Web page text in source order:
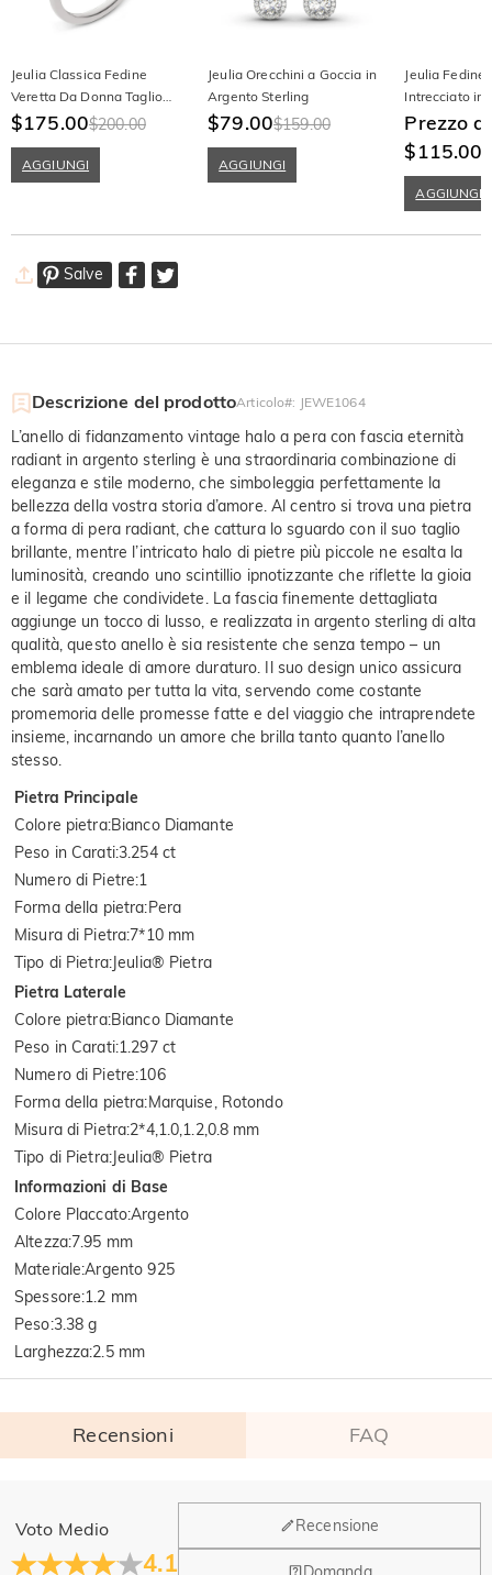
Jeulia Classica Fedine
Veretta Da Donna Taglio
Rotondo In Argento Sterling
$175.00$200.00
AGGIUNGI
Jeulia Orecchini a Goccia in
Argento Sterling
$79.00$159.00
AGGIUNGI
Jeulia
Intrecciato in
Sterling
Prezzo
$115.00
AGGIUNGI
Salve
Descrizione del prodottoArticolo#: JEWE1064
L’anello di fidanzamento vintage halo a pera con fascia eternità
radiant in argento sterling è una straordinaria combinazione di
eleganza e stile moderno, che simboleggia perfettamente la
bellezza della vostra storia d’amore. Al centro si trova una pietra
a forma di pera radiant, che cattura lo sguardo con il suo taglio
brillante, mentre l’intricato halo di pietre più piccole ne esalta la
luminosità, creando uno scintillio ipnotizzante che riflette la gioia
e il legame che condividete. La fascia finemente dettagliata
aggiunge un tocco di lusso, e realizzata in argento sterling di alta
qualità, questo anello è sia resistente che senza tempo – un
emblema ideale di amore duraturo. Il suo design unico assicura
che sarà amato per tutta la vita, servendo come costante
promemoria delle promesse fatte e del viaggio che intraprendete
insieme, incarnando un amore che brilla tanto quanto l’anello
stesso.
Pietra Principale
Colore pietra:Bianco Diamante
Peso in Carati:3.254 ct
Numero di Pietre:1
Forma della pietra:Pera
Misura di Pietra:7*10 mm
Tipo di Pietra:Jeulia® Pietra
Pietra Laterale
Colore pietra:Bianco Diamante
Peso in Carati:1.297 ct
Numero di Pietre:106
Forma della pietra:Marquise, Rotondo
Misura di Pietra:2*4,1.0,1.2,0.8 mm
Tipo di Pietra:Jeulia® Pietra
Informazioni di Base
Colore Placcato:Argento
Altezza:7.95 mm
Materiale:Argento 925
Spessore:1.2 mm
Peso:3.38 g
Larghezza:2.5 mm
Recensioni FAQ
Voto Medio
4.1
Recensione
Generale
Dove si trova la tua azienda?